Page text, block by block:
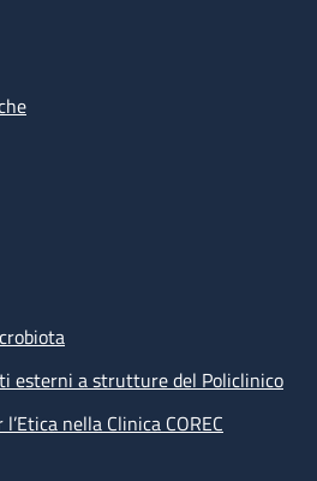
esterni a strutture del Policlinico
nella Clinica COREC